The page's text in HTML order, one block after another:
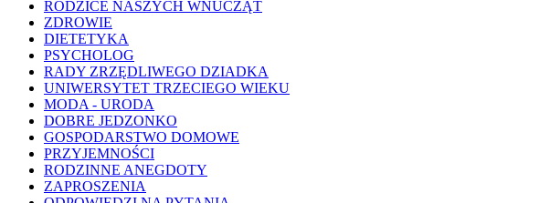
RODZICE NASZYCH WNUCZĄT
ZDROWIE
DIETETYKA
PSYCHOLOG
RADY ZRZĘDLIWEGO DZIADKA
UNIWERSYTET TRZECIEGO WIEKU
MODA - URODA
DOBRE JEDZONKO
GOSPODARSTWO DOMOWE
PRZYJEMNOŚCI
RODZINNE ANEGDOTY
ZAPROSZENIA